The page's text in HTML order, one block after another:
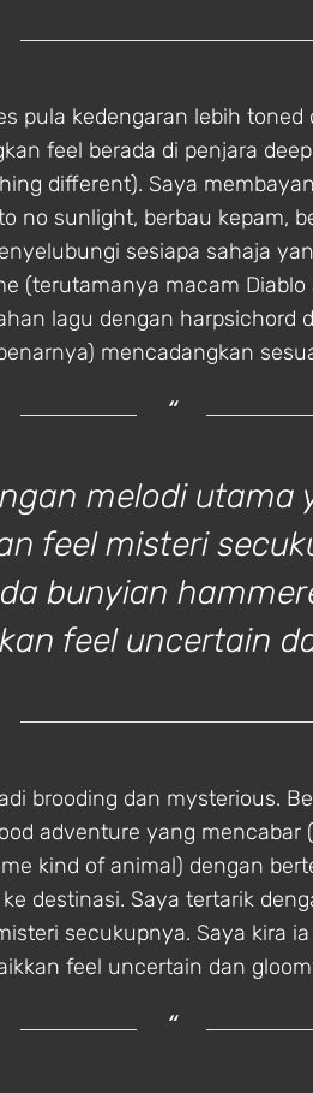
pula kedengaran lebih
feel berada di penjara
different). Saya
no sunlight, berbau kepam,
sesiapa sahaja
(terutamanya macam
lagu dengan harpsichord
mencadangkan
melodi utama
feel misteri
bunyian
feel uncertain
brooding dan mysterious.
adventure yang mencabar
kind of animal) dengan
destinasi. Saya tertarik
secukupnya. Saya kira
feel uncertain dan